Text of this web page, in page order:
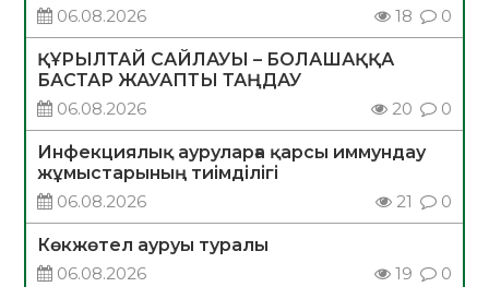
06.08.2026
18 0
ҚҰРЫЛТАЙ САЙЛАУЫ – БОЛАШАҚҚА
БАСТАР ЖАУАПТЫ ТАҢДАУ
06.08.2026
20 0
Инфекциялық ауруларға қарсы иммундау
жұмыстарының тиімділігі
06.08.2026
21 0
Көкжөтел ауруы туралы
06.08.2026
19 0